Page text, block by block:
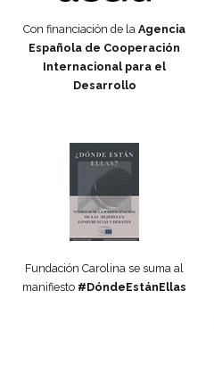
Con financiación de la Agencia
Española de Cooperación
Internacional para el
Desarrollo
Fundación Carolina se suma al
manifiesto #DóndeEstánEllas